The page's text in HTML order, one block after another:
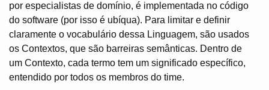
por especialistas de domínio, é implementada no código
do software (por isso é ubíqua). Para limitar e definir
claramente o vocabulário dessa Linguagem, são usados
os Contextos, que são barreiras semânticas. Dentro de
um Contexto, cada termo tem um significado específico,
entendido por todos os membros do time.